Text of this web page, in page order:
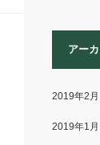
アー
2019年2月
2019年1月